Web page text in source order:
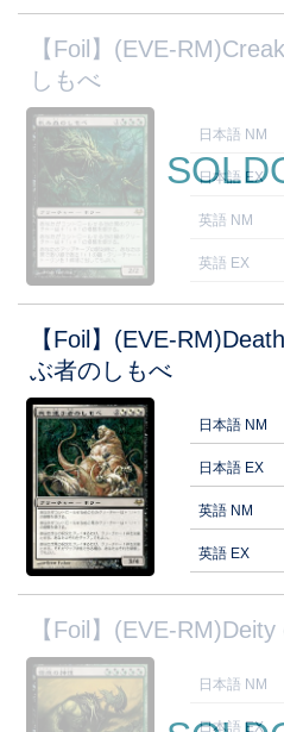
【Foil】(EVE-
しもべ
日本語 NM
日本語 EX
英語 NM
英語 EX
【Foil】(EVE-
ぶ者のしもべ
日本語 NM
日本語 EX
英語 NM
英語 EX
【Foil】(EVE-
日本語 NM
日本語 EX